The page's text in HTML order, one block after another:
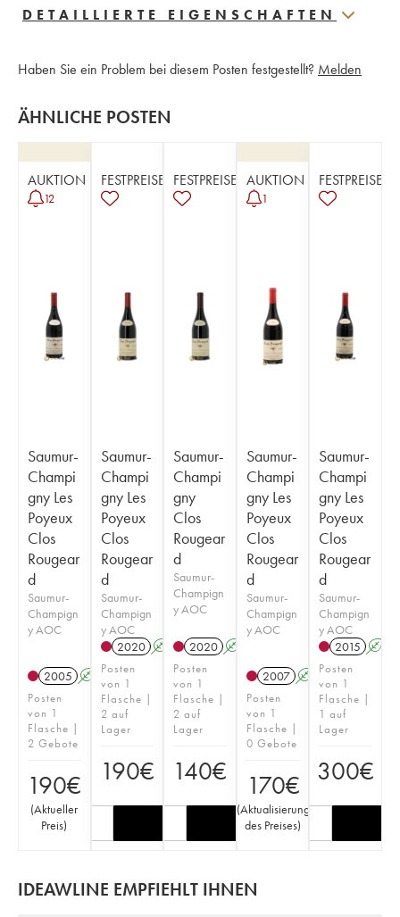
DETAILLIERTE EIGENSCHAFTEN
Haben Sie ein Problem bei diesem Posten festgestellt? Melden
ÄHNLICHE POSTEN
AUKTION
12
Saumur-
Champi
gny Les
Poyeux
Clos
Rougear
d
Saumur-
Champign
y AOC
2005 A
Posten
von 1
Flasche |
2 Gebote
190€
(Aktueller
Preis)
FESTPREISE
Saumur-
Champi
gny Les
Poyeux
Clos
Rougear
d
Saumur-
Champign
y AOC
2020 A
Posten
von 1
Flasche |
2 auf
Lager
190€
FESTPREISE
Saumur-
Champi
gny
Clos
Rougear
d
Saumur-
Champign
y AOC
2020 A
Posten
von 1
Flasche |
2 auf
Lager
140€
AUKTION
1
Saumur-
Champi
gny Les
Poyeux
Clos
Rougear
d
Saumur-
Champign
y AOC
2007 A
Posten
von 1
Flasche |
0 Gebote
170€
(Aktualisierung
des Preises)
FESTPREISE
Saumur-
Champi
gny Les
Poyeux
Clos
Rougear
d
Saumur-
Champign
y AOC
2015 A
Posten
von 1
Flasche |
1 auf
Lager
300€
IDEAWLINE EMPFIEHLT IHNEN